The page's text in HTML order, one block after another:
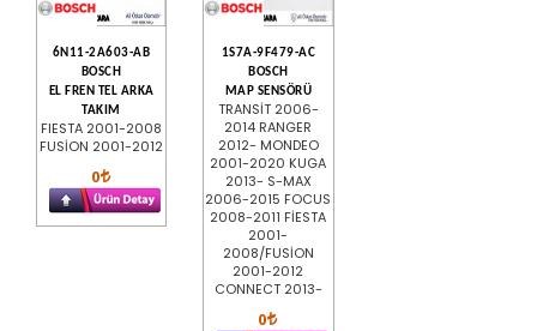
6N11-2A603-AB
BOSCH
EL FREN TEL ARKA
TAKIM
FIESTA 2001-2008
FUSİON 2001-2012
0
1S7A-9F479-AC
BOSCH
MAP SENSÖRÜ
TRANSİT 2006-
2014 RANGER
2012- MONDEO
2001-2020 KUGA
2013- S-MAX
2006-2015 FOCUS
2008-2011 FİESTA
2001-
2008/FUSİON
2001-2012
CONNECT 2013-
0